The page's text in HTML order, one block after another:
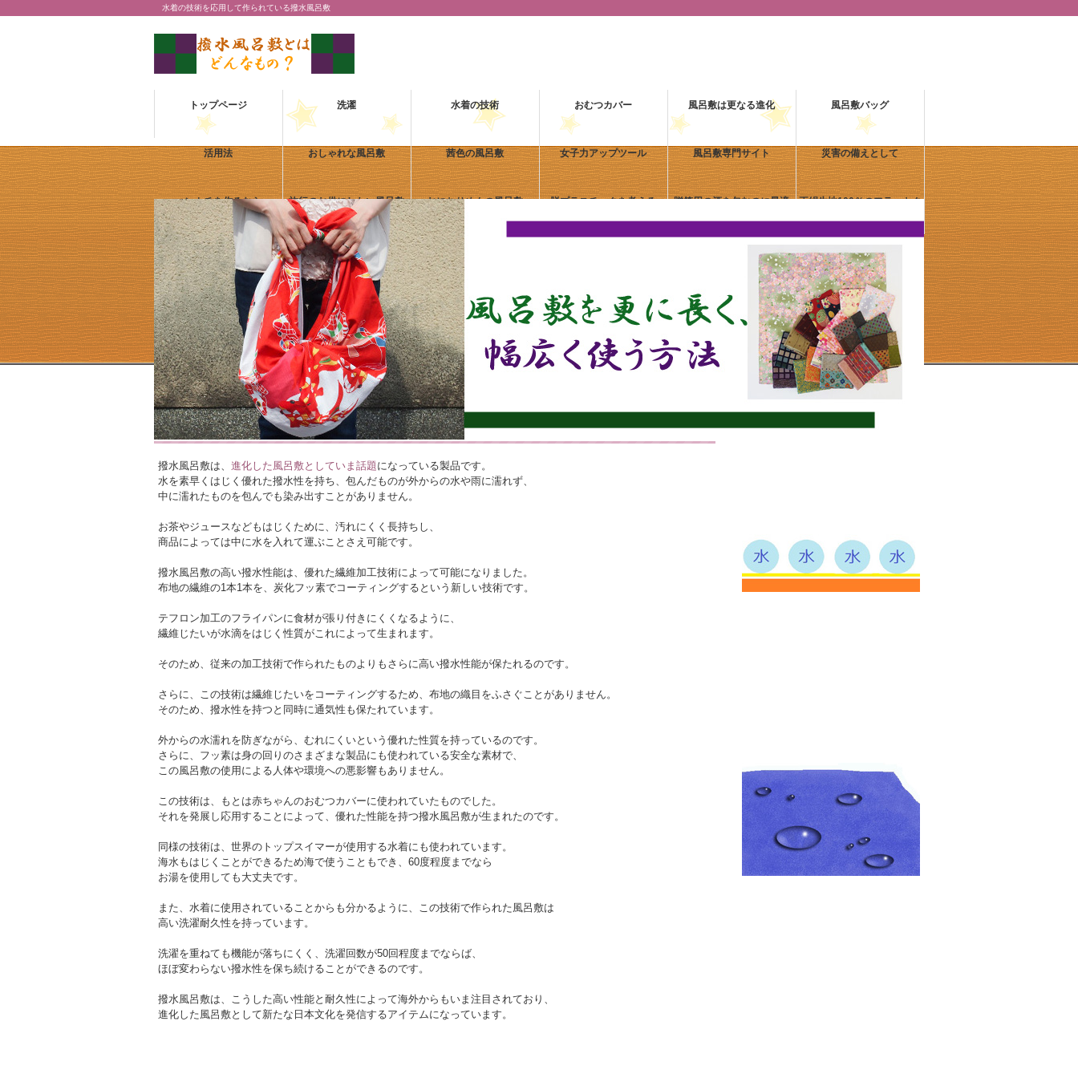
水着の技術を応用して作られている撥水風呂敷
トップページ 洗濯 水着の技術 おむつカバー 風呂敷は更なる進化 風呂敷バッグ
活用法 おしゃれな風呂敷 茜色の風呂敷 女子力アップツール 風呂敷専門サイト 災害の備えとして
ハンカチを作るなら 旅行のお供にしたい風呂敷 おにちりめんの風呂敷 脱プラスチックを考える 贈答用の酒を包むのに最適
正絹生地100％のフラットク
熱中症対策アイテムに
会場を盛り上げるオリジナル
手ぬぐい
手入れのしやすさが魅力なエ
ステル天竺ハンカチ
便利さを追究して採用された技術
撥水風呂敷は、 進化した風呂敷としていま話題になっている製品です。
水を素早くはじく優れた撥水性を持ち、包んだものが外からの水や雨に濡れず、
中に濡れたものを包んでも染み出すことがありません。
お茶やジュースなどもはじくために、汚れにくく長持ちし、
商品によっては中に水を入れて運ぶことさえ可能です。
撥水風呂敷の高い撥水性能は、優れた繊維加工技術によって可能になりました。
布地の繊維の1本1本を、炭化フッ素でコーティングするという新しい技術です。
テフロン加工のフライパンに食材が張り付きにくくなるように、
繊維じたいが水滴をはじく性質がこれによって生まれます。
そのため、従来の加工技術で作られたものよりもさらに高い撥水性能が保たれるのです。
さらに、この技術は繊維じたいをコーティングするため、布地の織目をふさぐことがありません。
そのため、撥水性を持つと同時に通気性も保たれています。
外からの水濡れを防ぎながら、むれにくいという優れた性質を持っているのです。
さらに、フッ素は身の回りのさまざまな製品にも使われている安全な素材で、
この風呂敷の使用による人体や環境への悪影響もありません。
この技術は、もとは赤ちゃんのおむつカバーに使われていたものでした。
それを発展し応用することによって、優れた性能を持つ撥水風呂敷が生まれたのです。
同様の技術は、世界のトップスイマーが使用する水着にも使われています。
海水もはじくことができるため海で使うこともでき、60度程度までなら
お湯を使用しても大丈夫です。
また、水着に使用されていることからも分かるように、この技術で作られた風呂敷は
高い洗濯耐久性を持っています。
洗濯を重ねても機能が落ちにくく、洗濯回数が50回程度までならば、
ほぼ変わらない撥水性を保ち続けることができるのです。
撥水風呂敷は、こうした高い性能と耐久性によって海外からもいま注目されており、
進化した風呂敷として新たな日本文化を発信するアイテムになっています。